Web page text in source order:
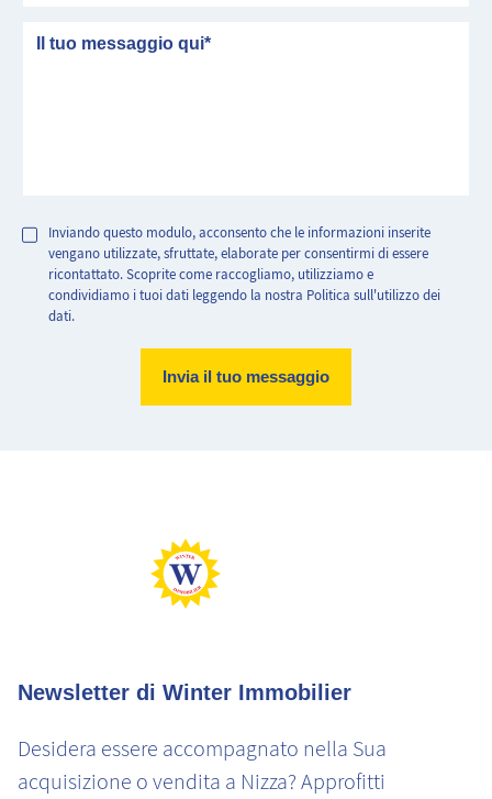
messaggio
Inviando questo modulo, acconsento che le informazioni inserite
vengano utilizzate, sfruttate, elaborate per consentirmi di essere
ricontattato. Scoprite come raccogliamo, utilizziamo e
condividiamo i tuoi dati leggendo la nostra Politica sull'utilizzo dei
dati.
Emissioni di CO2 molto elevate
Newsletter di Winter Immobilier
Desidera essere accompagnato nella Sua
acquisizione o vendita a Nizza? Approfitti